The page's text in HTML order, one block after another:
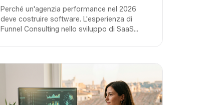
Perché un'agenzia performance nel 2026
deve costruire software. L'esperienza di
Funnel Consulting nello sviluppo di SaaS